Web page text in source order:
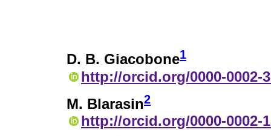
D. B. Giacobone1
http://orcid.org/0000-0002-
M. Blarasin2
http://orcid.org/0000-0002-